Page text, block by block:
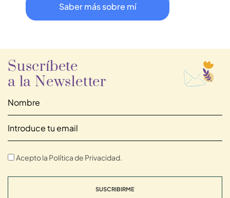
Saber más sobre mí
Suscríbete
a la Newsletter
Acepto la Política de Privacidad.
SUSCRIBIRME